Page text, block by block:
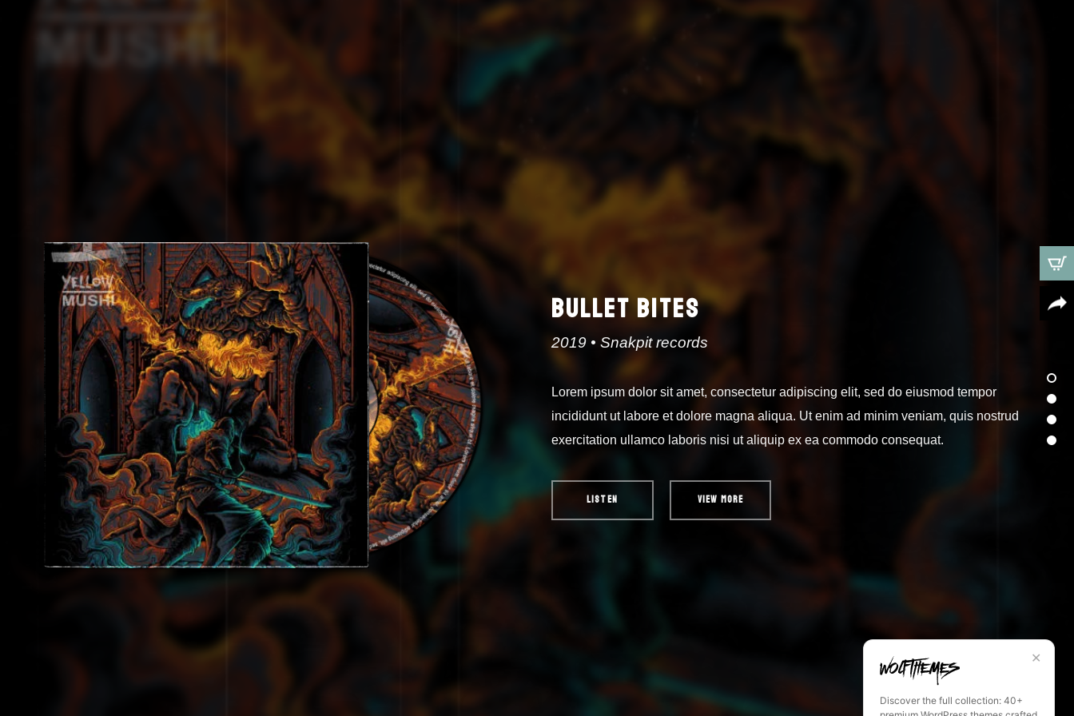
BULLET BITES
2019 • Snakpit records
Lorem ipsum dolor sit amet, consectetur adipiscing elit, sed do eiusmod tempor
incididunt ut labore et dolore magna aliqua. Ut enim ad minim veniam, quis nostrud
exercitation ullamco laboris nisi ut aliquip ex ea commodo consequat.
LISTEN VIEW MORE
✕
Discover the full collection: 40+